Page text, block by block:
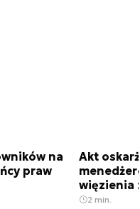
na
praw
Akt
więzienia
2 min.